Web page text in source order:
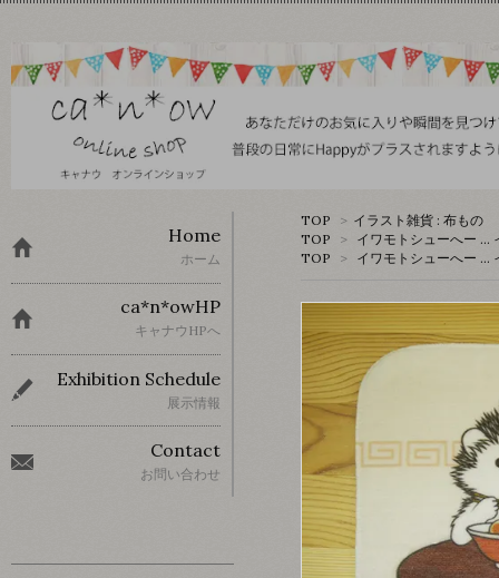
TOP > イラスト雑貨 : 布もの
TOP
> イワモトシューへー …
TOP
> イワモトシューへー …
Home
ホーム
ca*n*owHP
キャナウHPへ
Exhibition Schedule
展示情報
Contact
お問い合わせ